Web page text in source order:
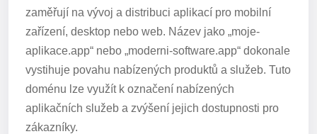
zaměřují na vývoj a distribuci aplikací pro mobilní
zařízení, desktop nebo web. Název jako „moje-
aplikace.app“ nebo „moderni-software.app“ dokonale
vystihuje povahu nabízených produktů a služeb. Tuto
doménu lze využít k označení nabízených
aplikačních služeb a zvýšení jejich dostupnosti pro
zákazníky.